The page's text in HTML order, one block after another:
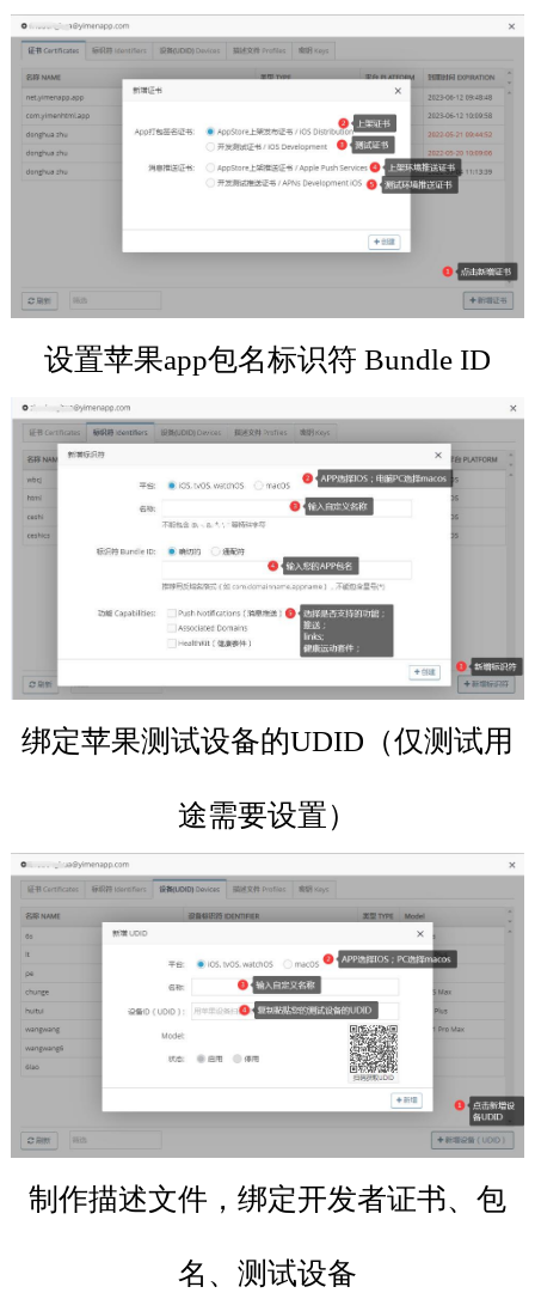
设置苹果app包名标识符 Bundle ID
绑定苹果测试设备的UDID（仅测试用
途需要设置）
制作描述文件，绑定开发者证书、包
名、测试设备